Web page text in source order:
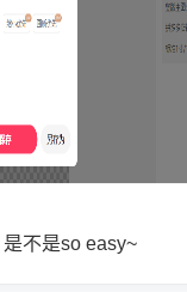
不是so easy~